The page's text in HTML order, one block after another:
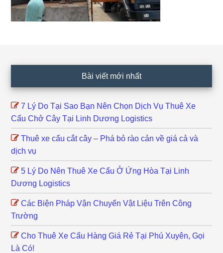
Bài viết mới nhất
7 Lý Do Tại Sao Bạn Nên Chọn Dịch Vụ Thuê Xe
Cẩu Chở Cây Tại Linh Dương Logistics
Thuê xe cẩu cắt cây – Phá bỏ rào cản về giá cả và
dịch vụ
5 Lý Do Nên Thuê Xe Cẩu Ở Ứng Hòa Tại Linh
Dương Logistics
Các Biện Pháp Vận Chuyển Vật Liệu Trên Công
Trường
Cho Thuê Xe Cẩu Hàng Giá Rẻ Tại Phú Xuyên, Gọi
Là Có!